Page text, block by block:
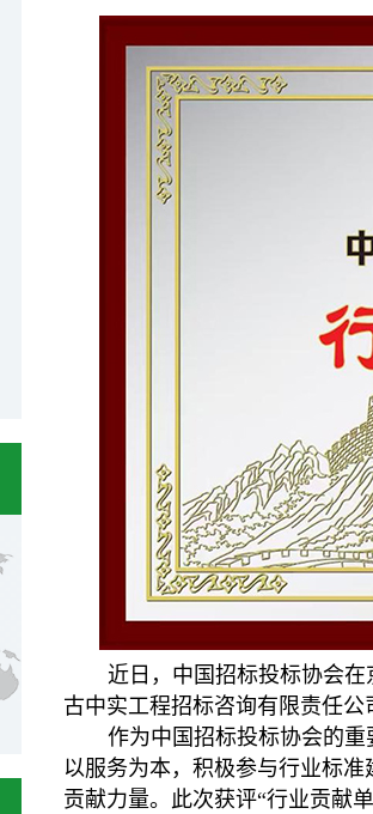
近日，中国招标投标协会
古中实工程招标咨询有限责任公
作为中国招标投标协会的重
以服务为本，积极参与行业标
贡献力量。此次获评“行业贡献